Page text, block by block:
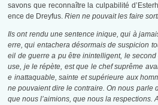
savons que reconnaître la culpabilité
ence de Dreyfus. Rien ne pouvait les faire
Ils ont rendu une sentence inique, qui à
erre, qui entachera désormais de suspicion
eil de guerre a pu être inintelligent, le
use, je le répète, est que le chef suprême
e inattaquable, sainte et supérieure aux
ne pouvaient dire le contraire. On nous parle
que nous l’aimions, que nous la respections.